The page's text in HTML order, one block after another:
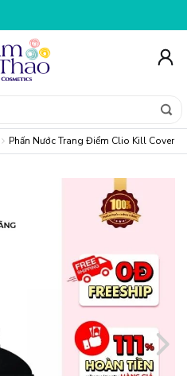
Phấn Nước Trang Điểm Clio Kill Cover